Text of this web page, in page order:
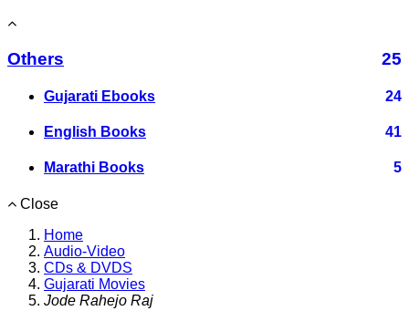
Others 25
Gujarati Ebooks 24
English Books 41
Marathi Books 5
Close
Home
Audio-Video
CDs & DVDS
Gujarati Movies
Jode Rahejo Raj